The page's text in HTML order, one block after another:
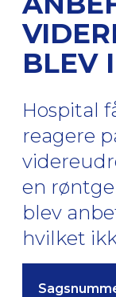
BLEV
Hospital
reagere
en
blev
hvilket